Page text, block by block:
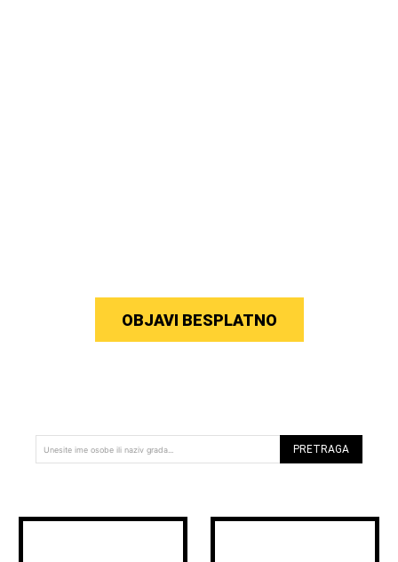
OBJAVI BESPLATNO
Unesite ime osobe ili naziv grada... PRETRAGA